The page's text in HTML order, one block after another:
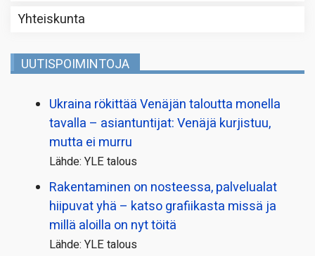
Yhteiskunta
UUTISPOIMINTOJA
Ukraina rökittää Venäjän taloutta monella
tavalla – asiantuntijat: Venäjä kurjistuu,
mutta ei murru
Lähde: YLE talous
Rakentaminen on nosteessa, palvelualat
hiipuvat yhä – katso grafiikasta missä ja
millä aloilla on nyt töitä
Lähde: YLE talous